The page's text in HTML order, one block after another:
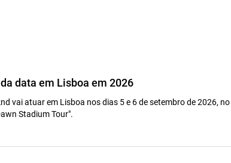
data em Lisboa em 2026
vai atuar em Lisboa nos dias 5 e 6 de setembro de 2026,
Stadium Tour".